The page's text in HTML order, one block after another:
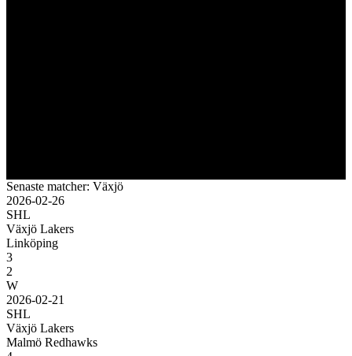
Senaste matcher: Växjö
2026-02-26
SHL
Växjö Lakers
Linköping
3
2
W
2026-02-21
SHL
Växjö Lakers
Malmö Redhawks